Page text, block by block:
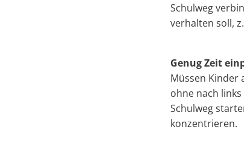
Schulweg
verhalten soll,
Genug Zeit
Müssen Kinder
ohne nach
Schulweg
konzentrieren.